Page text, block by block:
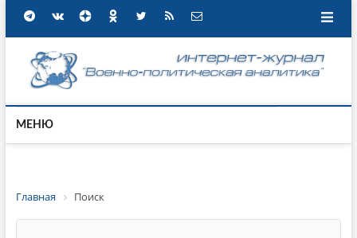
МЕНЮ
Главная Поиск